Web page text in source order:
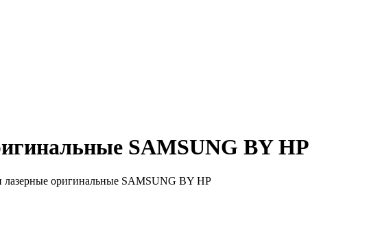
SAMSUNG BY HP
лазерные оригинальные SAMSUNG BY HP